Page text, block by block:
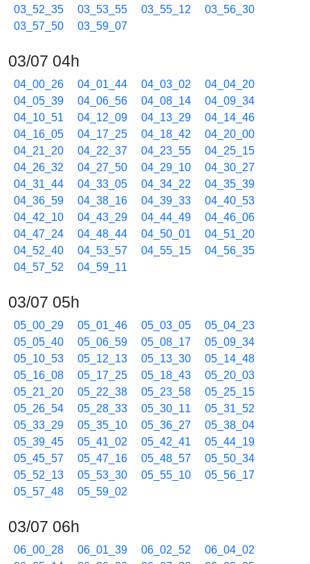
03_52_35
03_53_55 03_55_12
03_56_30
03_57_50
03_59_07
03/07 04h
04_00_26 04_01_44 04_03_02
04_04_20
04_05_39
04_06_56 04_08_14
04_09_34
04_10_51
04_12_09 04_13_29
04_14_46
04_16_05
04_17_25 04_18_42
04_20_00
04_21_20
04_22_37 04_23_55
04_25_15
04_26_32
04_27_50 04_29_10
04_30_27
04_31_44
04_33_05 04_34_22
04_35_39
04_36_59
04_38_16 04_39_33
04_40_53
04_42_10
04_43_29 04_44_49
04_46_06
04_47_24
04_48_44 04_50_01
04_51_20
04_52_40
04_53_57 04_55_15
04_56_35
04_57_52
04_59_11
03/07 05h
05_00_29 05_01_46 05_03_05
05_04_23
05_05_40
05_06_59 05_08_17
05_09_34
05_10_53
05_12_13 05_13_30
05_14_48
05_16_08
05_17_25 05_18_43
05_20_03
05_21_20
05_22_38 05_23_58
05_25_15
05_26_54
05_28_33 05_30_11
05_31_52
05_33_29
05_35_10 05_36_27
05_38_04
05_39_45
05_41_02 05_42_41
05_44_19
05_45_57
05_47_16 05_48_57
05_50_34
05_52_13
05_53_30 05_55_10
05_56_17
05_57_48
05_59_02
03/07 06h
06_00_28 06_01_39 06_02_52
06_04_02